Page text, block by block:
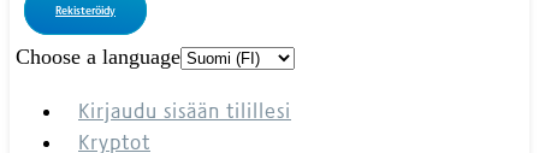
Rekisteröidy
Choose a language
Kirjaudu sisään tilillesi
Kryptot